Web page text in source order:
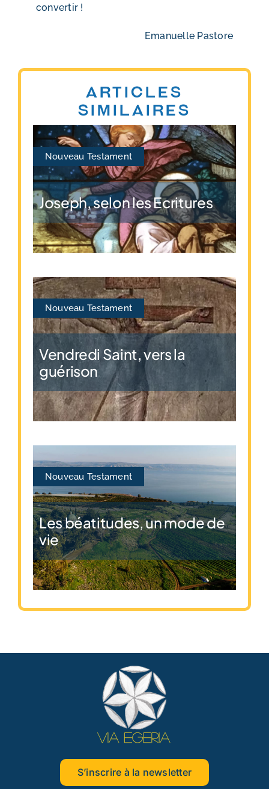
convertir !
Emanuelle Pastore
Articles
similaires
Nouveau Testament
Joseph, selon les Ecritures
Nouveau Testament
Vendredi Saint, vers la
guérison
Nouveau Testament
Les béatitudes, un mode de
vie
S’inscrire à la newsletter